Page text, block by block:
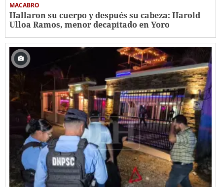
MACABRO
Hallaron su cuerpo y después su cabeza: Harold
Ulloa Ramos, menor decapitado en Yoro